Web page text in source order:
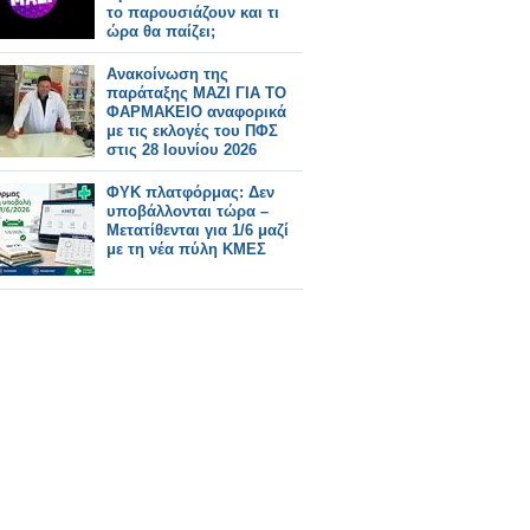
το παρουσιάζουν και τι
ώρα θα παίζει;
Ανακοίνωση της
παράταξης ΜΑΖΙ ΓΙΑ ΤΟ
ΦΑΡΜΑΚΕΙΟ αναφορικά
με τις εκλογές του ΠΦΣ
στις 28 Ιουνίου 2026
ΦΥΚ πλατφόρμας: Δεν
υποβάλλονται τώρα –
Μετατίθενται για 1/6 μαζί
με τη νέα πύλη ΚΜΕΣ